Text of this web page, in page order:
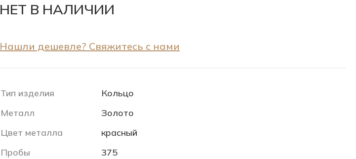
НЕТ В НАЛИЧИИ
Нашли дешевле? Свяжитесь с нами
Тип изделия
Кольцо
Металл
Золото
Цвет металла
красный
Пробы
375